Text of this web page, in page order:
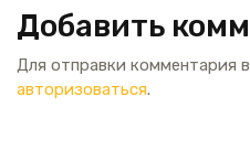
Добавить
Для отправки комментария
авторизоваться.